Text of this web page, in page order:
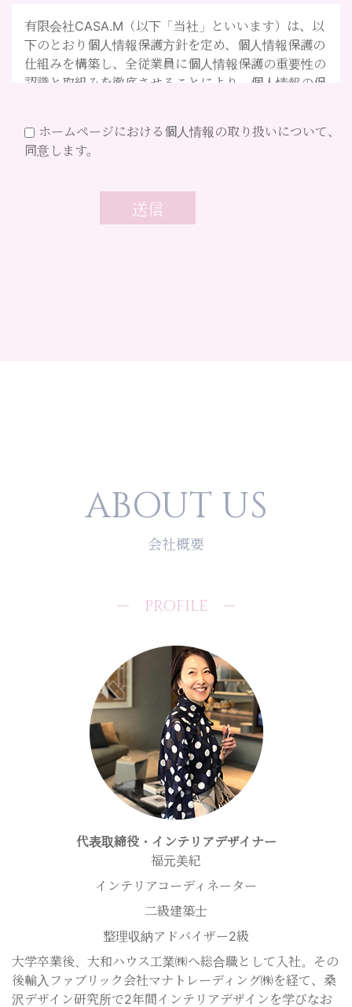
有限会社CASA.M（以下「当社」といいます）は、以
下のとおり個人情報保護方針を定め、個人情報保護の
仕組みを構築し、全従業員に個人情報保護の重要性の
認識と取組みを徹底させることにより、個人情報の保
個人情報の管理
保ち、個人情報への不正アクセス・紛失・破損・改ざ
ん・漏洩などを防止するため、セキュリティシステム
報を第三者に開示いたしません。
* お客さまの同意がある場合
* お客さまが希望されるサービスを行なうために当社
当社は、個人情報の正確性及び安全性確保のために、
セキュリティに万全の対策を講じています。
ご本人の照会
お客さまがご本人の個人情報の照会・修正・削除など
をご希望される場合には、ご本人であることを確認の
上、対応させていただきます。
法令、規範の遵守と見直し
当社は、保有する個人情報に関して適用される日本の
法令、その他規範を遵守するとともに、本ポリシーの
内容を適宜見直し、その改善に努めます。
当社の個人情報の取扱に関するお問い合せは下記まで
ご連絡ください。
ホームページにおける個人情報の取り扱いについて、
同意します。
ABOUT US
会社概要
PROFILE
代表取締役・インテリアデザイナー
福元美紀
インテリアコーディネーター
二級建築士
整理収納アドバイザー2級
大学卒業後、大和ハウス工業㈱へ総合職として入社。その
後輸入ファブリック会社マナトレーディング㈱を経て、桑
沢デザイン研究所で2年間インテリアデザインを学びなお